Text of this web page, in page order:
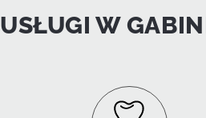
USŁUGI W